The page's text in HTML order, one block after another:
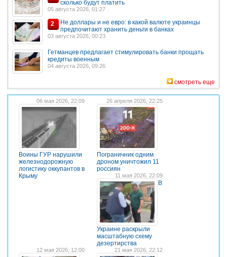
сколько будут платить
05 августа 2026, 01:27
2
Не доллары и не евро: в какой валюте украинцы
предпочитают хранить деньги в банках
03 августа 2026, 00:23
Гетманцев предлагает стимулировать банки прощать
кредиты военным
04 августа 2026, 09:26
смотреть еще
06 мая 2026, 22:09
Воины ГУР нарушили
железнодорожную
логистику оккупантов в
Крыму
26 апреля 2026, 22:25
Пограничник одним
дроном уничтожил 11
россиян
11 мая 2026, 22:09
В
Украине раскрыли
масштабную схему
дезертирства
12 мая 2026, 12:00 21 мая 2026, 22:12